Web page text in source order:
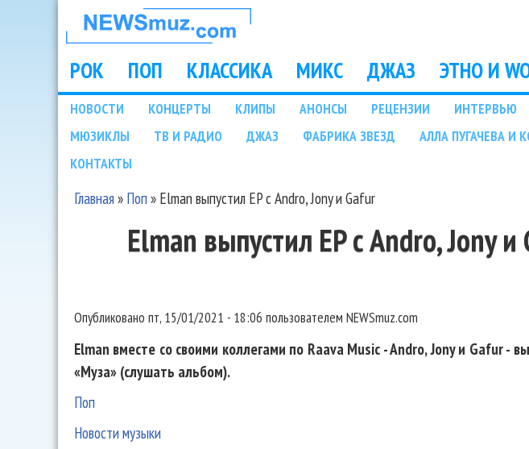
НОВОСТИ
МУЗЫКИ И
ШОУ БИЗНЕСА
NEWSMUZ.COM
Main menu
РОК ПОП КЛАССИКА МИКС ДЖАЗ ЭТНО И
Подразделы
НОВОСТИ КОНЦЕРТЫ КЛИПЫ АНОНСЫ РЕЦЕНЗИИ ИНТЕРВЬЮ
МЮЗИКЛЫ
ТВ И РАДИО ДЖАЗ ФАБРИКА ЗВЕЗД АЛЛА ПУГАЧЕВА И
КОНТАКТЫ
Главная» Поп» Elman выпустил EP с Andro, Jony и Gafur
Elman выпустил EP с Andro, Jony и
Опубликовано пт, 15/01/2021 - 18:06 пользователем NEWSmuz.com
Elman вместе со своими коллегами по Raava Music - Andro, Jony и Gafur -
«Муза» (слушать альбом).
Поп
Новости музыки